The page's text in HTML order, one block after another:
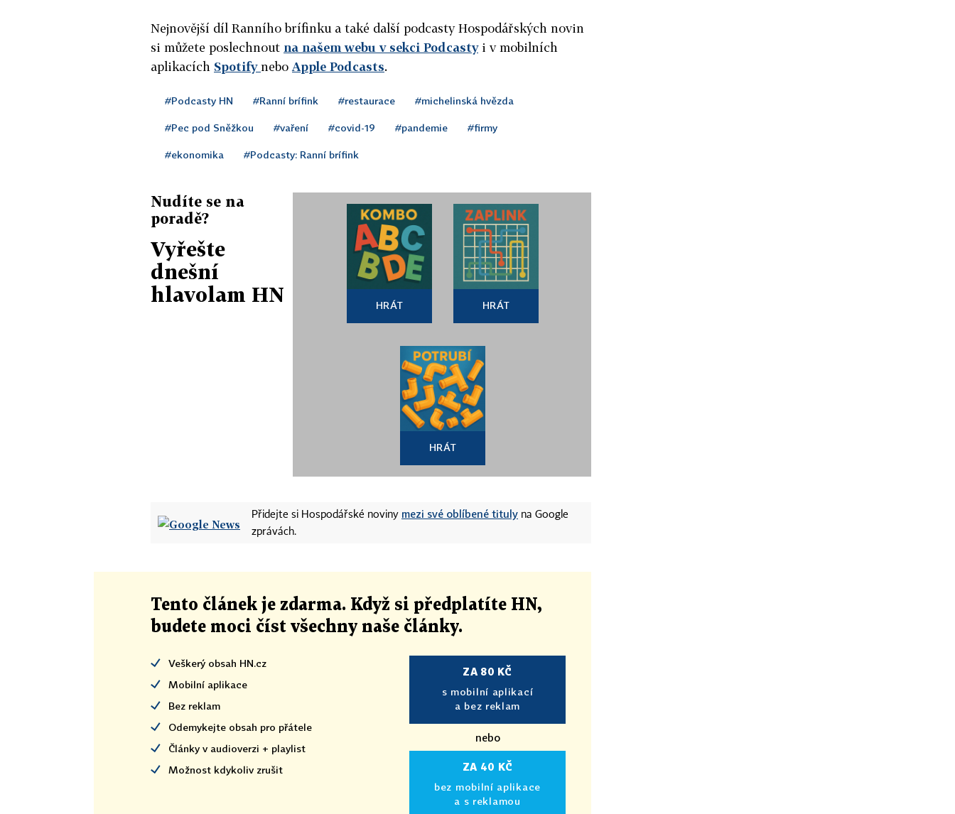
Nejnovější díl Ranního brífinku a také další podcasty Hospodářských novin
si můžete poslechnout na našem webu v sekci Podcastyi v mobilních
aplikacích Spotifynebo Apple Podcasts.
#Podcasty HN #Ranní brífink #restaurace #michelinská hvězda
#Pec pod Sněžkou #vaření #covid-19 #pandemie #firmy
#ekonomika #Podcasty: Ranní brífink
Nudíte se na
poradě?
Vyřešte
dnešní
hlavolam HN
HRÁT HRÁT
HRÁT
Přidejte si Hospodářské noviny mezi své oblíbené tituly na Google
zprávách.
Tento článek je zdarma. Když si předplatíte HN,
budete moci číst všechny naše články.
Veškerý obsah HN.cz
Mobilní aplikace
Bez reklam
Odemykejte obsah pro přátele
Články v audioverzi + playlist
Možnost kdykoliv zrušit
ZA 80 KČ
s mobilní aplikací
a bez reklam
nebo
ZA 40 KČ
bez mobilní aplikace
a s reklamou